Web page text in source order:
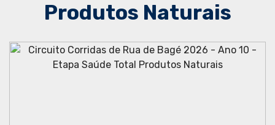
Produtos Naturais